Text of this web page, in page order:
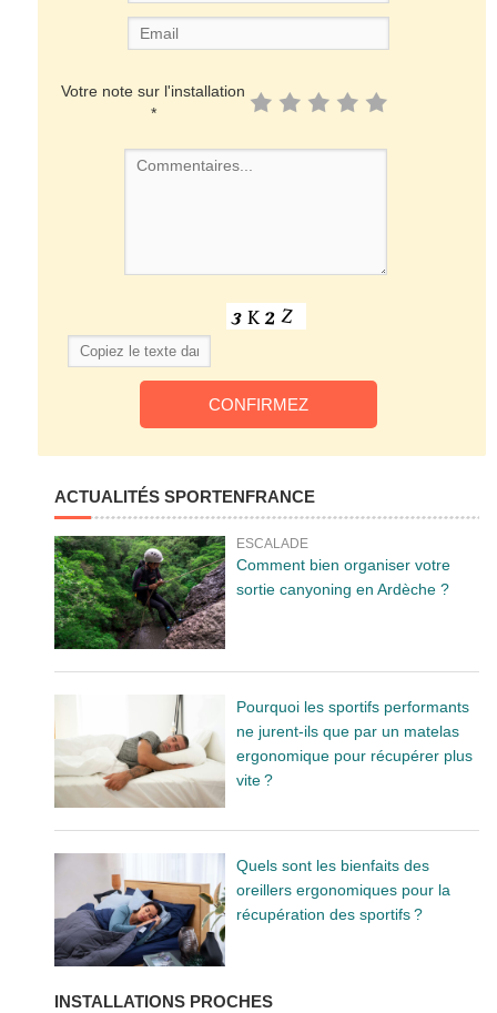
Votre note sur l'installation
*
ACTUALITÉS SPORTENFRANCE
ESCALADE
Comment bien organiser votre
sortie canyoning en Ardèche ?
Pourquoi les sportifs performants
ne jurent-ils que par un matelas
ergonomique pour récupérer plus
vite ?
Quels sont les bienfaits des
oreillers ergonomiques pour la
récupération des sportifs ?
INSTALLATIONS PROCHES